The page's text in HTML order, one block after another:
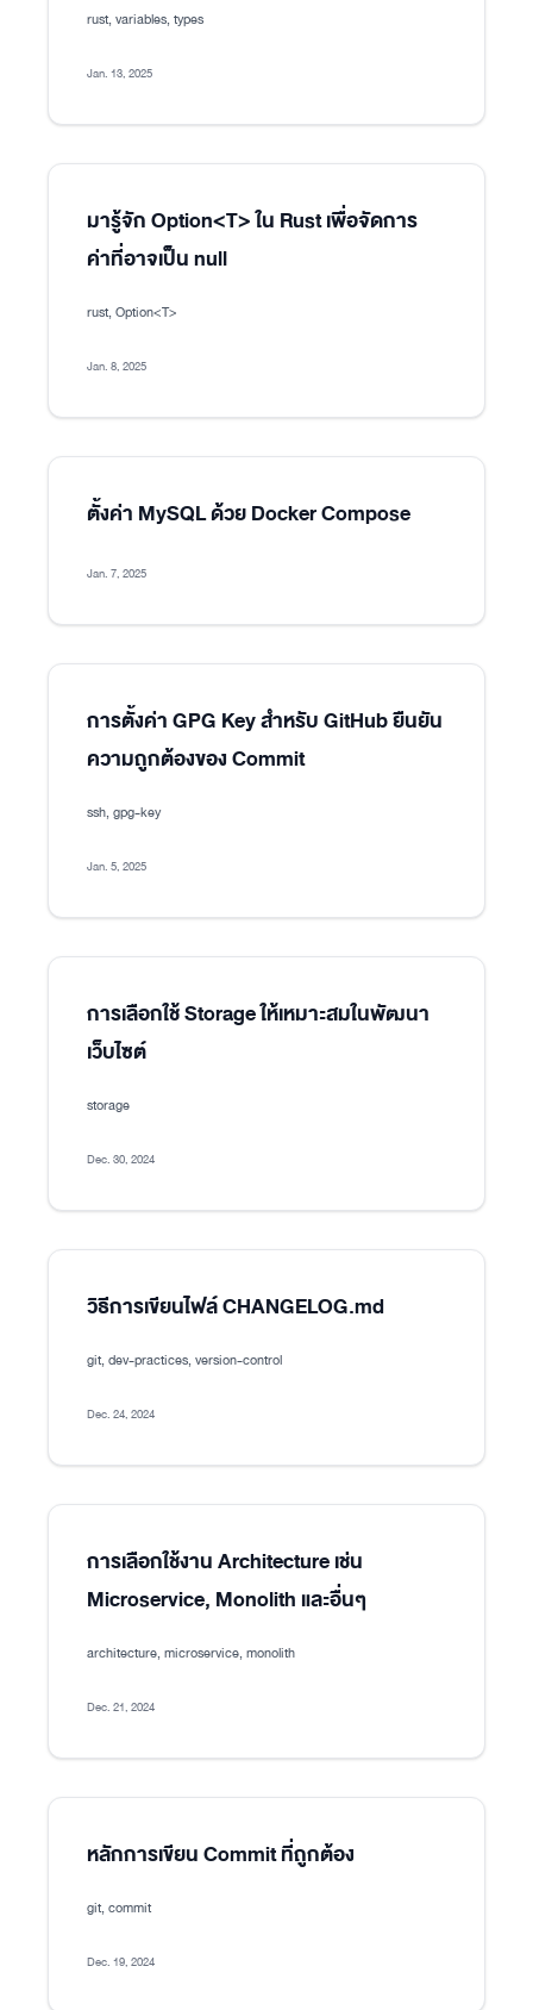
rust, variables, types
Jan. 13, 2025
มารู้จัก Option<T> ใน Rust เพื่อจัดการ
ค่าที่อาจเป็น null
rust, Option<T>
Jan. 8, 2025
ตั้งค่า MySQL ด้วย Docker Compose
Jan. 7, 2025
การตั้งค่า GPG Key สำหรับ GitHub ยืนยัน
ความถูกต้องของ Commit
ssh, gpg-key
Jan. 5, 2025
การเลือกใช้ Storage ให้เหมาะสมในพัฒนา
เว็บไซต์
storage
Dec. 30, 2024
วิธีการเขียนไฟล์ CHANGELOG.md
git, dev-practices, version-control
Dec. 24, 2024
การเลือกใช้งาน Architecture เช่น
Microservice, Monolith และอื่นๆ
architecture, microservice, monolith
Dec. 21, 2024
หลักการเขียน Commit ที่ถูกต้อง
git, commit
Dec. 19, 2024